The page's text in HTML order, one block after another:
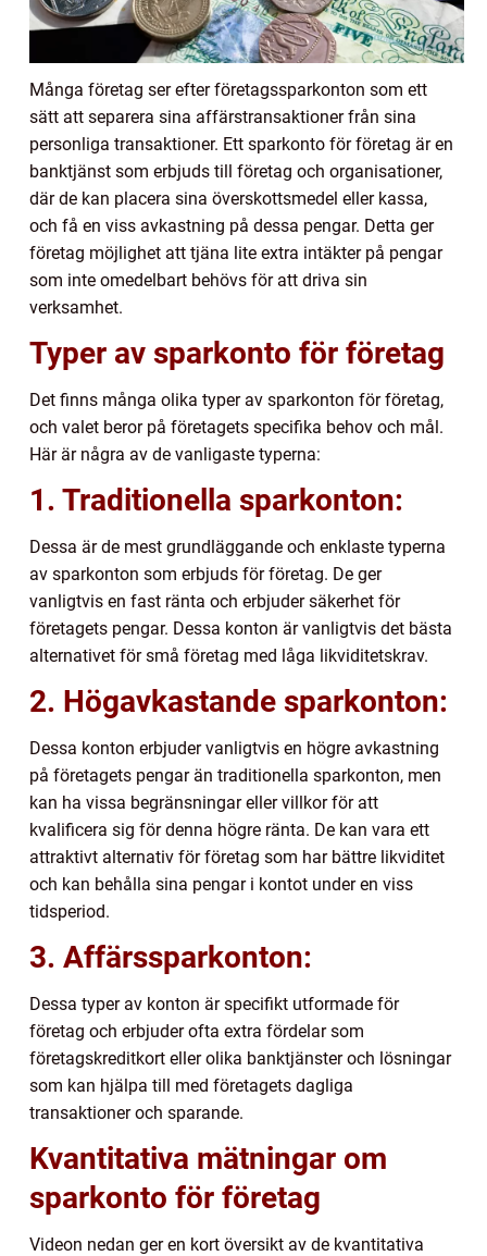
Många företag ser efter företagssparkonton som ett
sätt att separera sina affärstransaktioner från sina
personliga transaktioner. Ett sparkonto för företag är en
banktjänst som erbjuds till företag och organisationer,
där de kan placera sina överskottsmedel eller kassa,
och få en viss avkastning på dessa pengar. Detta ger
företag möjlighet att tjäna lite extra intäkter på pengar
som inte omedelbart behövs för att driva sin
verksamhet.
Typer av sparkonto för företag
Det finns många olika typer av sparkonton för företag,
och valet beror på företagets specifika behov och mål.
Här är några av de vanligaste typerna:
1. Traditionella sparkonton:
Dessa är de mest grundläggande och enklaste typerna
av sparkonton som erbjuds för företag. De ger
vanligtvis en fast ränta och erbjuder säkerhet för
företagets pengar. Dessa konton är vanligtvis det bästa
alternativet för små företag med låga likviditetskrav.
2. Högavkastande sparkonton:
Dessa konton erbjuder vanligtvis en högre avkastning
på företagets pengar än traditionella sparkonton, men
kan ha vissa begränsningar eller villkor för att
kvalificera sig för denna högre ränta. De kan vara ett
attraktivt alternativ för företag som har bättre likviditet
och kan behålla sina pengar i kontot under en viss
tidsperiod.
3. Affärssparkonton:
Dessa typer av konton är specifikt utformade för
företag och erbjuder ofta extra fördelar som
företagskreditkort eller olika banktjänster och lösningar
som kan hjälpa till med företagets dagliga
transaktioner och sparande.
Kvantitativa mätningar om
sparkonto för företag
Videon nedan ger en kort översikt av de kvantitativa